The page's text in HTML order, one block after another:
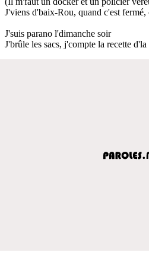
J'viens d'baix-Rou, quand c'est
J'suis parano l'dimanche soir
J'brûle les sacs, j'compte la recette d'la